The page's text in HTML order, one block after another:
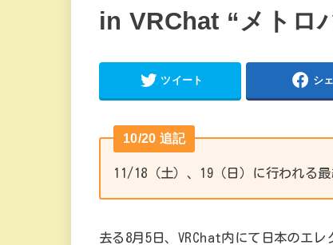
in VRChat “メトロ
ツイート シ
10/20 追記
11/18（土）、19（日）に行われる
去る8月5日、VRChat内にて日本のエレ